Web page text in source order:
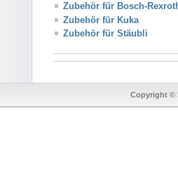
Zubehör für Bosch-
Zubehör für Kuka
Zubehör für Stäubli
Copyright ©